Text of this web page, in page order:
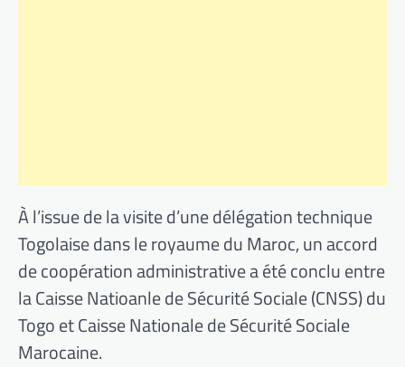
À l’issue de la visite d’une délégation technique
Togolaise dans le royaume du Maroc, un accord
de coopération administrative a été conclu entre
la Caisse Natioanle de Sécurité Sociale (CNSS) du
Togo et Caisse Nationale de Sécurité Sociale
Marocaine.